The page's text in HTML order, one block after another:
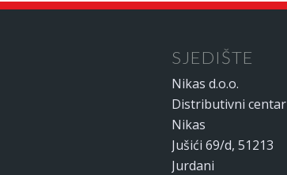
SJEDIŠTE
Nikas d.o.o.
Distributivni centar
Nikas
Jušići 69/d, 51213
Jurdani